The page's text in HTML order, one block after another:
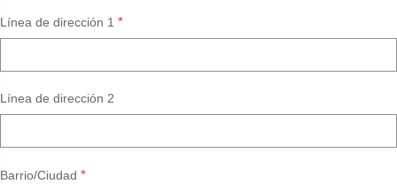
Línea de dirección 1 *
Línea de dirección 2
Barrio/Ciudad *